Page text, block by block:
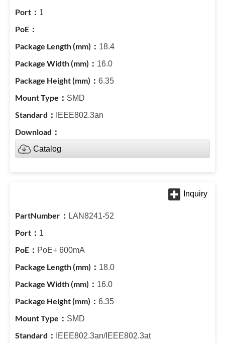
1
18.4
16.0
6.35
SMD
IEEE802.3an
Catalog
LAN8241-52
1
PoE+ 600mA
18.0
16.0
6.35
SMD
IEEE802.3an/IEEE802.3at